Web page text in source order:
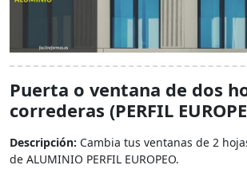
Puerta o ventana de dos
correderas (PERFIL
Descripción: Cambia tus ventanas de 2
de ALUMINIO PERFIL EUROPEO.